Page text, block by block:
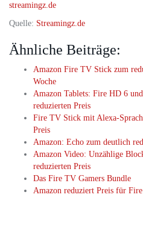
streamingz.de
Quelle: Streamingz.de
Ähnliche Beiträge:
Amazon Fire TV Stick zum
Woche
Amazon Tablets: Fire HD 6
reduzierten Preis
Fire TV Stick mit Alexa-
Preis
Amazon: Echo zum deutlich
Amazon Video: Unzählige
reduzierten Preis
Das Fire TV Gamers Bundle
Amazon reduziert Preis für